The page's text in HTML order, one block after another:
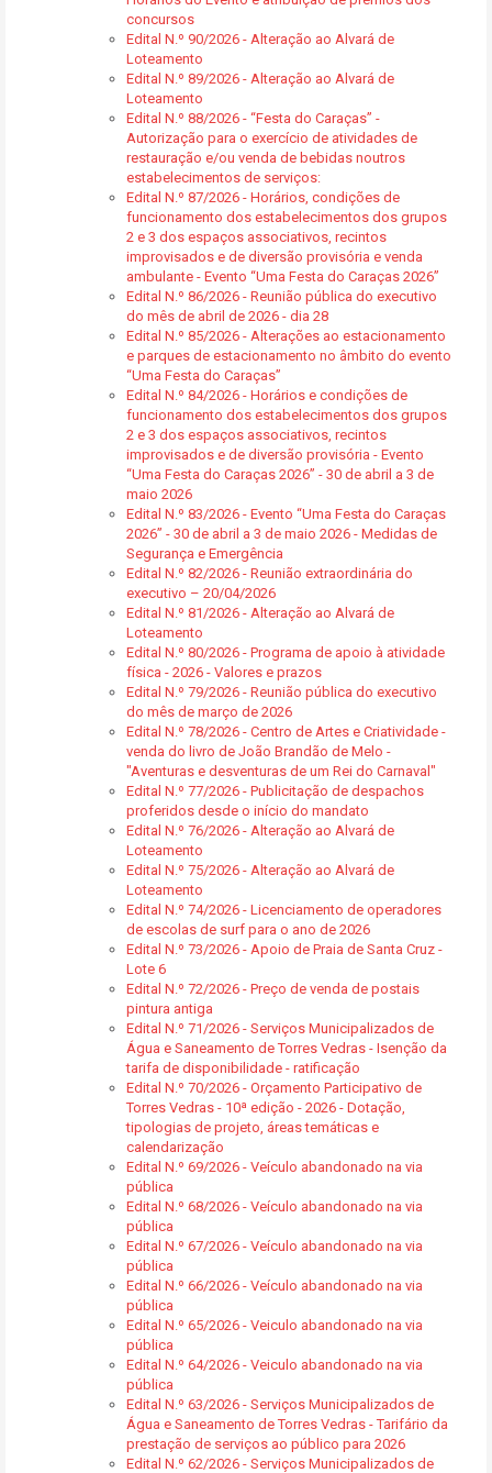
concursos
Edital N.º 90/2026 - Alteração ao Alvará de
Loteamento
Edital N.º 89/2026 - Alteração ao Alvará de
Loteamento
Edital N.º 88/2026 - “Festa do Caraças” -
Autorização para o exercício de atividades de
restauração e/ou venda de bebidas noutros
estabelecimentos de serviços:
Edital N.º 87/2026 - Horários, condições de
funcionamento dos estabelecimentos dos grupos
2 e 3 dos espaços associativos, recintos
improvisados e de diversão provisória e venda
ambulante - Evento “Uma Festa do Caraças 2026”
Edital N.º 86/2026 - Reunião pública do executivo
do mês de abril de 2026 - dia 28
Edital N.º 85/2026 - Alterações ao estacionamento
e parques de estacionamento no âmbito do evento
“Uma Festa do Caraças”
Edital N.º 84/2026 - Horários e condições de
funcionamento dos estabelecimentos dos grupos
2 e 3 dos espaços associativos, recintos
improvisados e de diversão provisória - Evento
“Uma Festa do Caraças 2026” - 30 de abril a 3 de
maio 2026
Edital N.º 83/2026 - Evento “Uma Festa do Caraças
2026” - 30 de abril a 3 de maio 2026 - Medidas de
Segurança e Emergência
Edital N.º 82/2026 - Reunião extraordinária do
executivo – 20/04/2026
Edital N.º 81/2026 - Alteração ao Alvará de
Loteamento
Edital N.º 80/2026 - Programa de apoio à atividade
física - 2026 - Valores e prazos
Edital N.º 79/2026 - Reunião pública do executivo
do mês de março de 2026
Edital N.º 78/2026 - Centro de Artes e Criatividade -
venda do livro de João Brandão de Melo -
"Aventuras e desventuras de um Rei do Carnaval"
Edital N.º 77/2026 - Publicitação de despachos
proferidos desde o início do mandato
Edital N.º 76/2026 - Alteração ao Alvará de
Loteamento
Edital N.º 75/2026 - Alteração ao Alvará de
Loteamento
Edital N.º 74/2026 - Licenciamento de operadores
de escolas de surf para o ano de 2026
Edital N.º 73/2026 - Apoio de Praia de Santa Cruz -
Lote 6
Edital N.º 72/2026 - Preço de venda de postais
pintura antiga
Edital N.º 71/2026 - Serviços Municipalizados de
Água e Saneamento de Torres Vedras - Isenção da
tarifa de disponibilidade - ratificação
Edital N.º 70/2026 - Orçamento Participativo de
Torres Vedras - 10ª edição - 2026 - Dotação,
tipologias de projeto, áreas temáticas e
calendarização
Edital N.º 69/2026 - Veículo abandonado na via
pública
Edital N.º 68/2026 - Veículo abandonado na via
pública
Edital N.º 67/2026 - Veículo abandonado na via
pública
Edital N.º 66/2026 - Veículo abandonado na via
pública
Edital N.º 65/2026 - Veiculo abandonado na via
pública
Edital N.º 64/2026 - Veiculo abandonado na via
pública
Edital N.º 63/2026 - Serviços Municipalizados de
Água e Saneamento de Torres Vedras - Tarifário da
prestação de serviços ao público para 2026
Edital N.º 62/2026 - Serviços Municipalizados de